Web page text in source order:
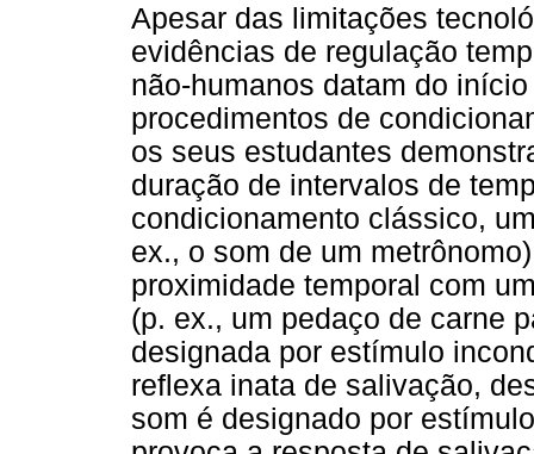
Apesar das limitações
evidências de regulação
não-humanos datam do
procedimentos de
os seus estudantes
duração de intervalos de
condicionamento clássico,
ex., o som de um
proximidade temporal com
(p. ex., um pedaço de carne
designada por estímulo
reflexa inata de salivação,
som é designado por